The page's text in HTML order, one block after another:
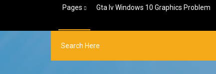
Pages Gta Iv Windows 10 Graphics Problem